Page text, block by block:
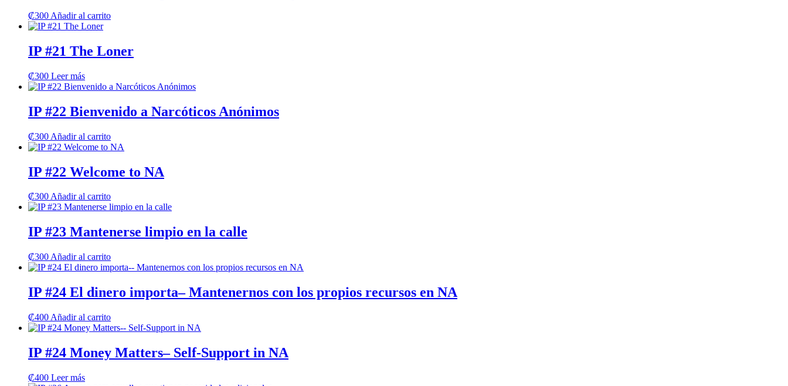
₡300 Añadir al carrito
IP #21 The Loner
₡300 Leer más
IP #22 Bienvenido a Narcóticos Anónimos
₡300 Añadir al carrito
IP #22 Welcome to NA
₡300Añadir al carrito
IP #23 Mantenerse limpio en la calle
₡300 Añadir al carrito
IP #24 El dinero importa– Mantenernos con los propios recursos en NA
₡400 Añadir al carrito
IP #24 Money Matters– Self-Support in NA
₡400 Leer más